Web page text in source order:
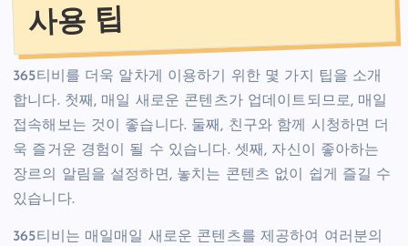
사용 팁
365티비를 더욱 알차게 이용하기 위한 몇 가지 팁을 소개
합니다. 첫째, 매일 새로운 콘텐츠가 업데이트되므로, 매일
접속해보는 것이 좋습니다. 둘째, 친구와 함께 시청하면 더
욱 즐거운 경험이 될 수 있습니다. 셋째, 자신이 좋아하는
장르의 알림을 설정하면, 놓치는 콘텐츠 없이 쉽게 즐길 수
있습니다.
365티비는 매일매일 새로운 콘텐츠를 제공하여 여러분의